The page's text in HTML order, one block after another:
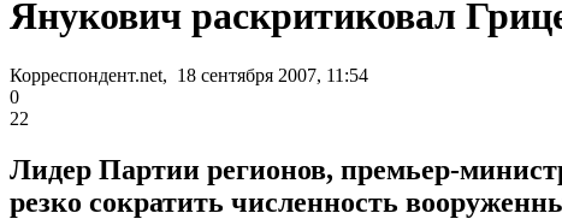
Янукович раскритиковал
Корреспондент.net, 18 сентября 2007, 11:54
0
22
Лидер Партии регионов, премьер-
резко сократить численность